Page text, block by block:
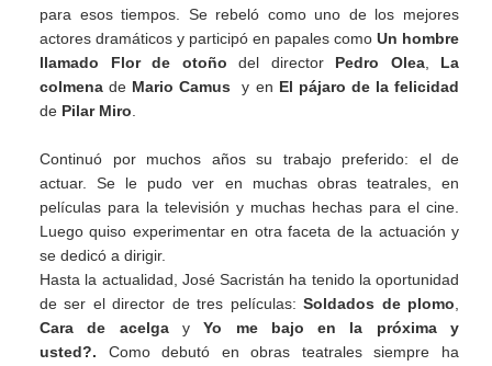
para esos tiempos. Se rebeló como uno de los mejores
actores dramáticos y participó en papales como Un hombre
llamado Flor de otoño del directorPedro Olea, La
colmena de Mario Camusy en El pájaro de la felicidad
de Pilar Miro
Continuó por muchos años su trabajo preferido: el de
actuar. Se le pudo ver en muchas obras teatrales, en
películas para la televisión y muchas hechas para el cine.
Luego quiso experimentar en otra faceta de la actuación y
se dedicó a dirigir.
Hasta la actualidad, José Sacristán ha tenido la oportunidad
de ser el director de tres películas: Soldados de plomo
Cara de acelgayYo me bajo en la próxima y
usted?. Como debutó en obras teatrales siempre ha